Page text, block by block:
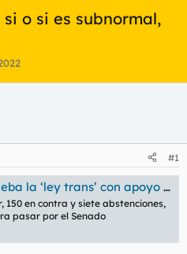
o si es subnormal,
#1
apoyo del PSOE pero con la abstención de Carmen Calvo
150 en contra y siete abstenciones,
pasar por el Senado